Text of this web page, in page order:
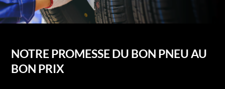
NOTRE PROMESSE DU BON PNEU AU
BON PRIX